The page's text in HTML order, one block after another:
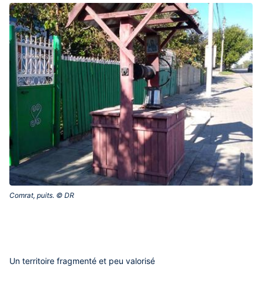
Comrat, puits. © DR‎
Un territoire fragmenté et peu valorisé